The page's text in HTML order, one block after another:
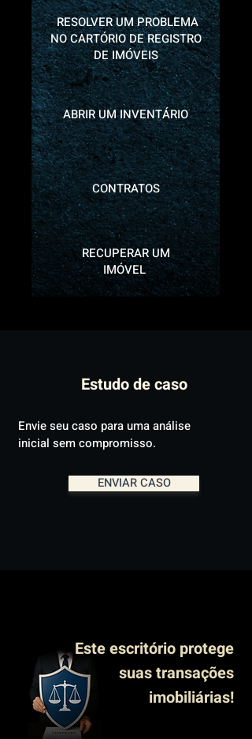
RESOLVER UM PROBLEMA
NO CARTÓRIO DE REGISTRO
DE IMÓVEIS
CONTRATOS
RECUPERAR UM
IMÓVEL
ABRIR UM INVENTÁRIO
Estudo de caso
Envie seu caso para uma análise
inicial sem compromisso.
ENVIAR CASO
Este escritório protege
suas transações
imobiliárias!